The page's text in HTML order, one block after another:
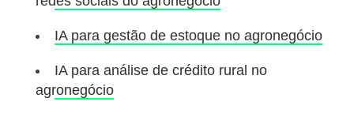
IA para gestão de estoque no agronegócio
IA para análise de crédito rural no
agronegócio